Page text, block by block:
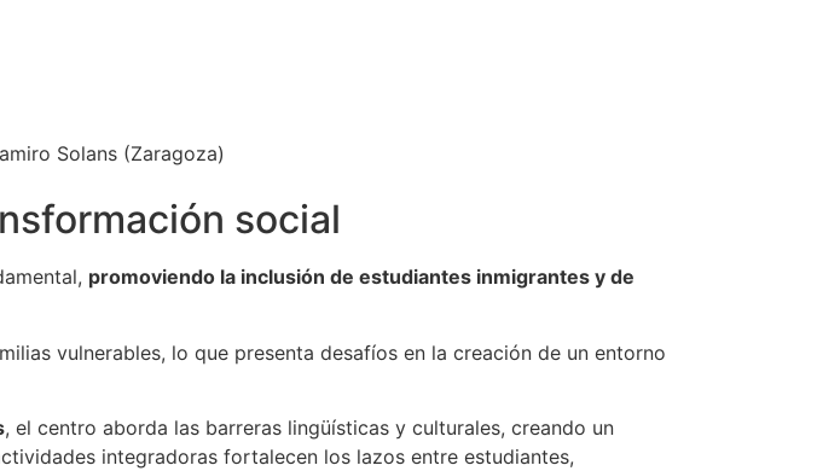
Solans (Zaragoza)
social
promoviendo la inclusión de estudiantes inmigrantes y de
vulnerables, lo que presenta desafíos en la creación de un entorno
, el centro aborda las barreras lingüísticas y culturales, creando un
integradoras fortalecen los lazos entre estudiantes,